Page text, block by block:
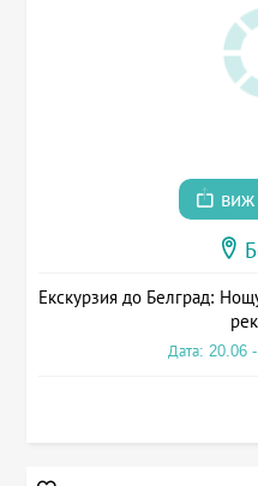
виж
Екскурзия до Белград:
Дата: 20.06